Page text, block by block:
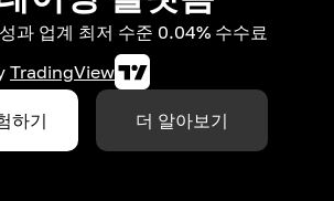
과 업계 최저 수준 0.04% 수수료
TradingView
하기 더 알아보기